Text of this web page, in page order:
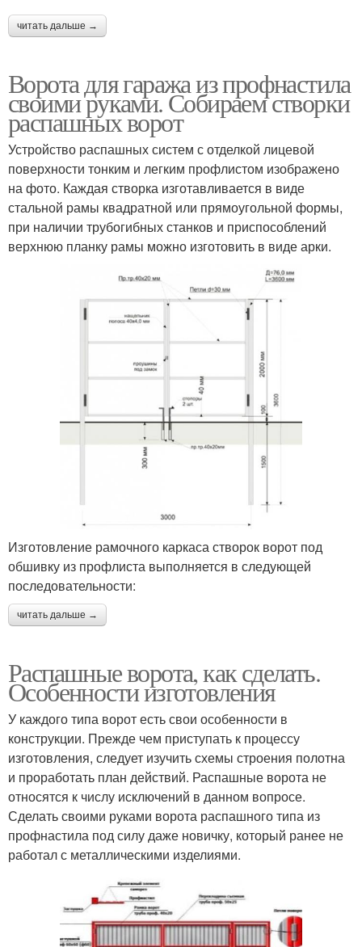
читать дальше →
Ворота для гаража из профнастила
своими руками. Собираем створки
распашных ворот
Устройство распашных систем с отделкой лицевой
поверхности тонким и легким профлистом изображено
на фото. Каждая створка изготавливается в виде
стальной рамы квадратной или прямоугольной формы,
при наличии трубогибных станков и приспособлений
верхнюю планку рамы можно изготовить в виде арки.
Изготовление рамочного каркаса створок ворот под
обшивку из профлиста выполняется в следующей
последовательности:
читать дальше →
Распашные ворота, как сделать.
Особенности изготовления
У каждого типа ворот есть свои особенности в
конструкции. Прежде чем приступать к процессу
изготовления, следует изучить схемы строения полотна
и проработать план действий. Распашные ворота не
относятся к числу исключений в данном вопросе.
Сделать своими руками ворота распашного типа из
профнастила под силу даже новичку, который ранее не
работал с металлическими изделиями.